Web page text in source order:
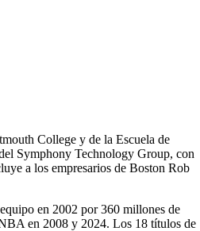
College y de la Escuela de
Symphony Technology Group, con
a los empresarios de Boston Rob
en 2002 por 360 millones de
en 2008 y 2024. Los 18 títulos de